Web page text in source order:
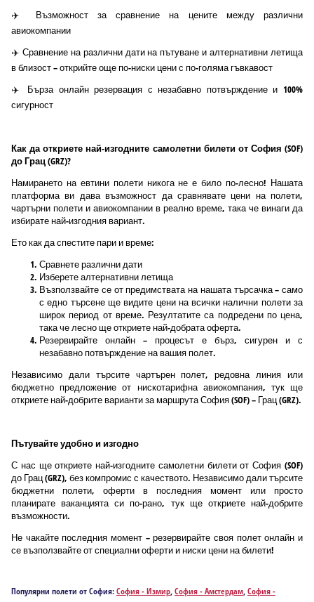
✈️ Възможност за сравнение на цените между различни
авиокомпании
✈️ Сравнение на различни дати на пътуване и алтернативни летища
в близост – открийте още по-ниски цени с по-голяма гъвкавост
✈️ Бърза онлайн резервация с незабавно потвърждение и 100%
сигурност
Как да откриете най-изгодните самолетни билети от София (SOF)
до Грац (GRZ)?
Намирането на евтини полети никога не е било по-лесно! Нашата
платформа ви дава възможност да сравнявате цени на полети,
чартърни полети и авиокомпании в реално време, така че винаги да
избирате най-изгодния вариант.
Ето как да спестите пари и време:
Сравнете различни дати
Изберете алтернативни летища
Възползвайте се от предимствата на нашата търсачка – само
с едно търсене ще видите цени на всички налични полети за
широк период от време. Резултатите са подредени по цена,
така че лесно ще откриете най-добрата оферта.
Резервирайте онлайн – процесът е бърз, сигурен и с
незабавно потвърждение на вашия полет.
Независимо дали търсите чартърен полет, редовна линия или
бюджетно предложение от нискотарифна авиокомпания, тук ще
откриете най-добрите варианти за маршрута София (SOF) – Грац (GRZ).
Пътувайте удобно и изгодно
С нас ще откриете най-изгодните самолетни билети от София (SOF)
до Грац (GRZ), без компромис с качеството. Независимо дали търсите
бюджетни полети, оферти в последния момент или просто
планирате ваканцията си по-рано, тук ще откриете най-добрите
възможности.
Не чакайте последния момент – резервирайте своя полет онлайн и
се възползвайте от специални оферти и ниски цени на билети!
Популярни полети от София:София - Измир,София - Амстердам,София -